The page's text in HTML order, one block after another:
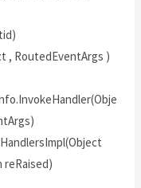
, RoutedEventArgs )
reRaised)